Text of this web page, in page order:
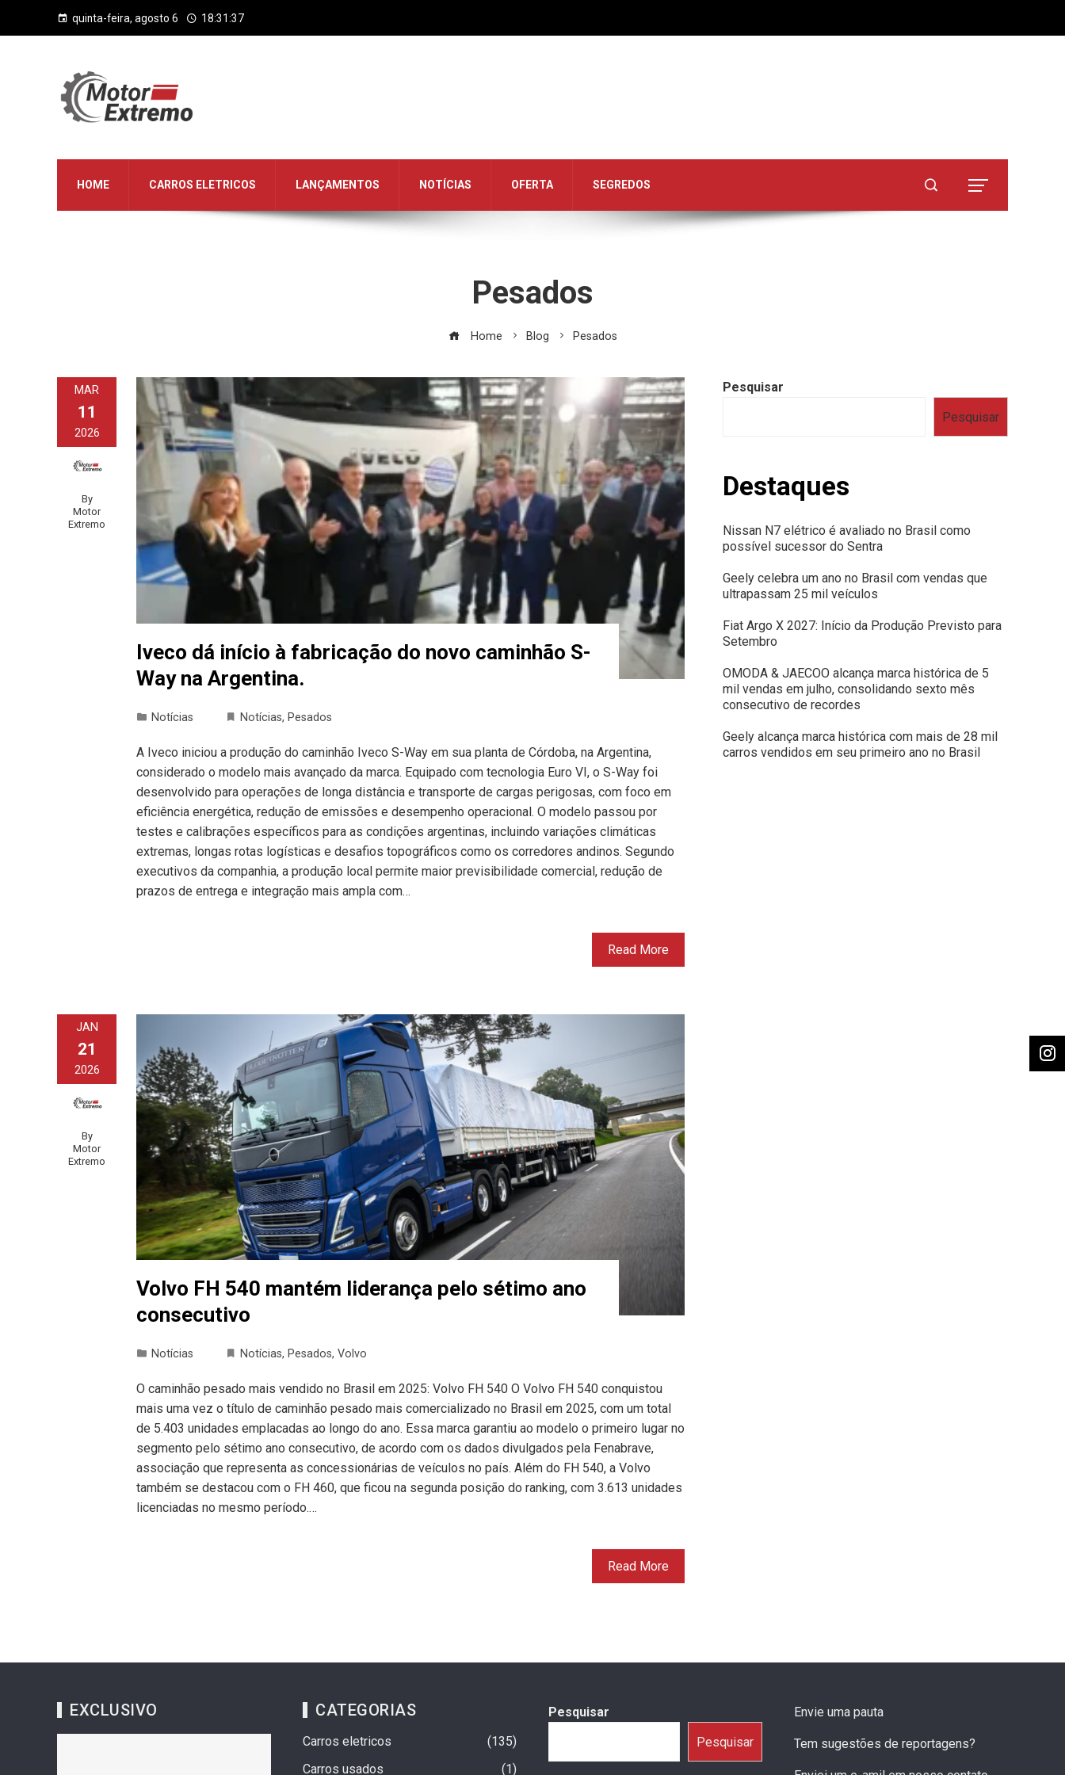
quinta-feira, agosto 6 18:31:38
HOME CARROS ELETRICOS LANÇAMENTOS NOTÍCIAS OFERTA SEGREDOS
Pesados
Home Blog Pesados
MAR
11
2026
By
Motor
Extremo
Iveco dá início à fabricação do novo caminhão S-
Way na Argentina.
Notícias Notícias, Pesados
A Iveco iniciou a produção do caminhão Iveco S-Way em sua planta de Córdoba, na Argentina,
considerado o modelo mais avançado da marca. Equipado com tecnologia Euro VI, o S-Way foi
desenvolvido para operações de longa distância e transporte de cargas perigosas, com foco em
eficiência energética, redução de emissões e desempenho operacional. O modelo passou por
testes e calibrações específicos para as condições argentinas, incluindo variações climáticas
extremas, longas rotas logísticas e desafios topográficos como os corredores andinos. Segundo
executivos da companhia, a produção local permite maior previsibilidade comercial, redução de
prazos de entrega e integração mais ampla com…
Read More
JAN
21
2026
By
Motor
Extremo
Volvo FH 540 mantém liderança pelo sétimo ano
consecutivo
Notícias Notícias, Pesados, Volvo
O caminhão pesado mais vendido no Brasil em 2025: Volvo FH 540 O Volvo FH 540 conquistou
mais uma vez o título de caminhão pesado mais comercializado no Brasil em 2025, com um total
de 5.403 unidades emplacadas ao longo do ano. Essa marca garantiu ao modelo o primeiro lugar no
segmento pelo sétimo ano consecutivo, de acordo com os dados divulgados pela Fenabrave,
associação que representa as concessionárias de veículos no país. Além do FH 540, a Volvo
também se destacou com o FH 460, que ficou na segunda posição do ranking, com 3.613 unidades
licenciadas no mesmo período.…
Read More
Pesquisar
Pesquisar
Destaques
Nissan N7 elétrico é avaliado no Brasil como
possível sucessor do Sentra
Geely celebra um ano no Brasil com vendas que
ultrapassam 25 mil veículos
Fiat Argo X 2027: Início da Produção Previsto para
Setembro
OMODA & JAECOO alcança marca histórica de 5
mil vendas em julho, consolidando sexto mês
consecutivo de recordes
Geely alcança marca histórica com mais de 28 mil
carros vendidos em seu primeiro ano no Brasil
EXCLUSIVO CATEGORIAS
Carros eletricos
135
Carros usados
1
Pesquisar
Pesquisar
Envie uma pauta
Tem sugestões de reportagens?